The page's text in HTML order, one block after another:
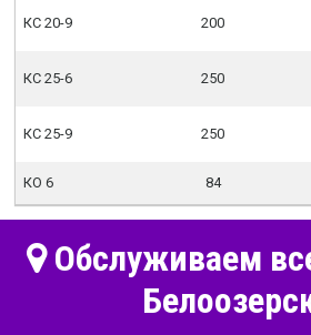
КС 20-9 200
КС 25-6 250
КС 25-9 250
КО 6 84
Обслуживаем